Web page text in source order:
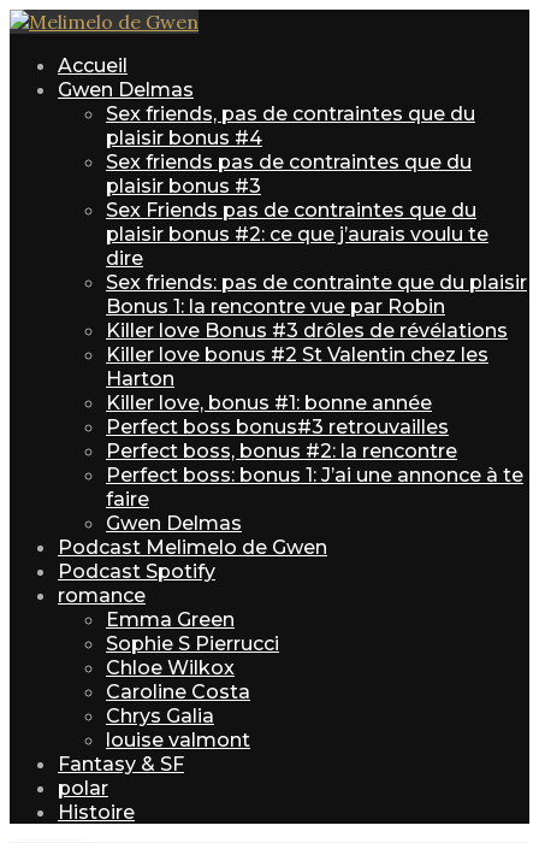
Accueil
Gwen Delmas
Sex friends, pas de contraintes que du
plaisir bonus #4
Sex friends pas de contraintes que du
plaisir bonus #3
Sex Friends pas de contraintes que du
plaisir bonus #2: ce que j’aurais voulu te
dire
Sex friends: pas de contrainte que du plaisir
Bonus 1: la rencontre vue par Robin
Killer love Bonus #3 drôles de révélations
Killer love bonus #2 St Valentin chez les
Harton
Killer love, bonus #1: bonne année
Perfect boss bonus#3 retrouvailles
Perfect boss, bonus #2: la rencontre
Perfect boss: bonus 1: J’ai une annonce à te
faire
Gwen Delmas
Podcast Melimelo de Gwen
Podcast Spotify
romance
Emma Green
Sophie S Pierrucci
Chloe Wilkox
Caroline Costa
Chrys Galia
louise valmont
Fantasy & SF
polar
Histoire